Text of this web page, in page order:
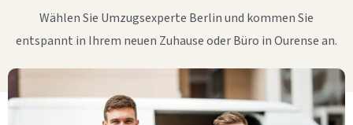
Wählen Sie Umzugsexperte Berlin und kommen Sie
entspannt in Ihrem neuen Zuhause oder Büro in Ourense an.